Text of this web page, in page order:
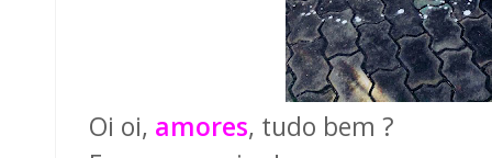
Oi oi, amores, tudo bem ?